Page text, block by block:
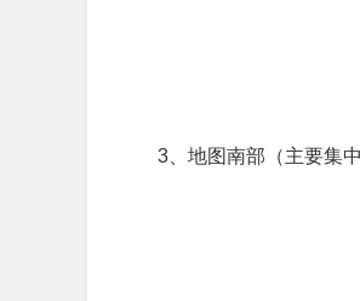
3、地图南部（主要集